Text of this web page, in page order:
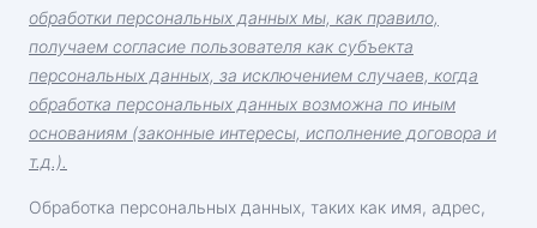
обработки персональных данных мы, как правило,
получаем согласие пользователя как субъекта
персональных данных, за исключением случаев, когда
обработка персональных данных возможна по иным
основаниям (законные интересы, исполнение договора и
т.д.).
Обработка персональных данных, таких как имя, адрес,